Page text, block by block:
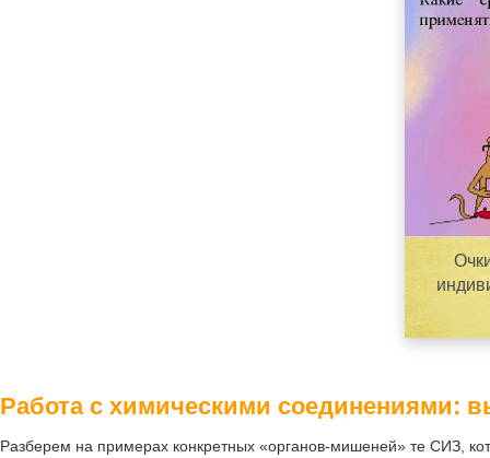
Работа с химическими соединениями:
Разберем на примерах конкретных «органов-мишеней» те СИЗ,